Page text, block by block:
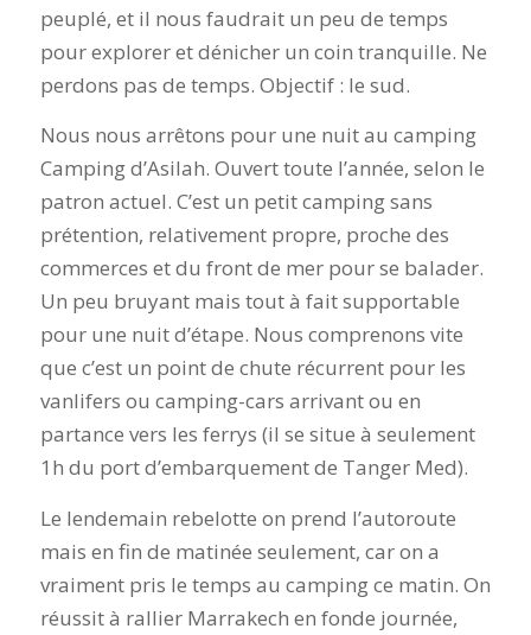
peuplé, et il nous faudrait un peu de temps
pour explorer et dénicher un coin tranquille. Ne
perdons pas de temps. Objectif : le sud.
Nous nous arrêtons pour une nuit au camping
Camping d’Asilah. Ouvert toute l’année, selon le
patron actuel. C’est un petit camping sans
prétention, relativement propre, proche des
commerces et du front de mer pour se balader.
Un peu bruyant mais tout à fait supportable
pour une nuit d’étape. Nous comprenons vite
que c’est un point de chute récurrent pour les
vanlifers ou camping-cars arrivant ou en
partance vers les ferrys (il se situe à seulement
1h du port d’embarquement de Tanger Med).
Le lendemain rebelotte on prend l’autoroute
mais en fin de matinée seulement, car on a
vraiment pris le temps au camping ce matin. On
réussit à rallier Marrakech en fonde journée,